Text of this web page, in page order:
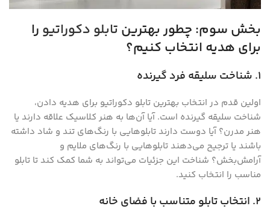
بخش سوم: چطور بهترین تابلو دکوراتیو را
برای هدیه انتخاب کنیم؟
1. شناخت سلیقه فرد گیرنده
اولین قدم در انتخاب بهترین تابلو دکوراتیو برای هدیه دادن،
شناخت سلیقه گیرنده است. آیا آن‌ها به هنر کلاسیک علاقه دارند یا
هنر مدرن؟ آیا دوست دارند تابلوهایی با رنگ‌های تند و شاد داشته
باشند یا ترجیح می‌دهند تابلوهایی با رنگ‌های ملایم و
آرامش‌بخش؟ شناخت این جزئیات می‌تواند به شما کمک کند تا تابلو
مناسب را انتخاب کنید.
2. انتخاب تابلو متناسب با فضای خانه